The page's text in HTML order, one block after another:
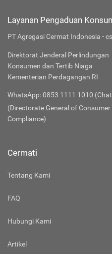
Layanan Pengaduan
PT Agregasi Cermat Indonesia -
Direktorat Jenderal Perlindungan
Konsumen dan Tertib Niaga
Kementerian Perdagangan RI
WhatsApp: 0853 1111 1010
(Directorate General of
Compliance)
Cermati
Tentang Kami
FAQ
Hubungi Kami
Artikel